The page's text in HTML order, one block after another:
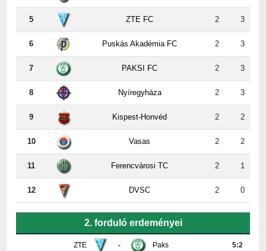
6 Puskás Akadémia FC 2 3
7 PAKSI FC 2 3
8 Nyíregyháza 2 3
9 Kispest-Honvéd 2 2
10 Vasas 2 2
11 Ferencvárosi TC 2 1
12 DVSC 2 0
ZTE - Paks
Újpest DVSC 4:2